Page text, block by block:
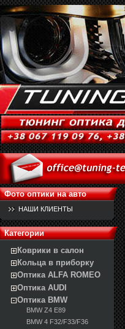
Фото оптики на авто
НАШИ КЛИЕНТЫ
Категории
Коврики в салон
Кольца в приборку
Оптика ALFA ROMEO
Оптика AUDI
Оптика BMW
BMW Z4 E89
BMW 4 F32/F33/F36